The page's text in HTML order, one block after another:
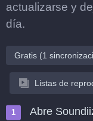
actualizarse y
día.
Gratis (1
Listas de
Abre